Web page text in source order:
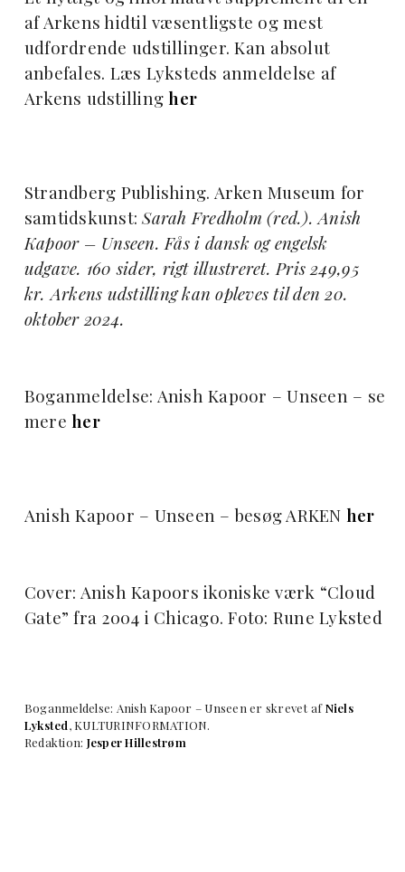
af Arkens hidtil væsentligste og mest
udfordrende udstillinger. Kan absolut
anbefales. Læs Lyksteds anmeldelse af
Arkens udstillingher
Strandberg Publishing. Arken Museum for
samtidskunst:Sarah Fredholm (red.). Anish
Kapoor – Unseen. Fås i dansk og engelsk
udgave. 160 sider, rigt illustreret. Pris 249,95
kr. Arkens udstilling kan opleves til den 20.
oktober 2024.
Boganmeldelse: Anish Kapoor – Unseen – se
mereher
Anish Kapoor – Unseen – besøg ARKEN her
Cover: Anish Kapoors ikoniske værk “Cloud
Gate” fra 2004 i Chicago. Foto: Rune Lyksted
Boganmeldelse: Anish Kapoor – Unseen er skrevet afNiels
Lyksted, KULTURINFORMATION.
Redaktion: Jesper Hillestrøm